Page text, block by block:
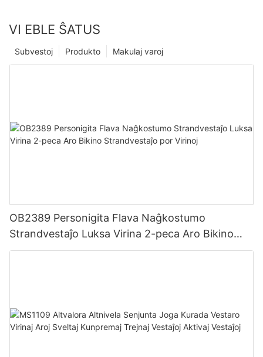
VI EBLE ŜATUS
Makulaj varoj
Produkto
Subvestoj
OB2389 Personigita Flava Naĝkostumo
Strandvestaĵo Luksa Virina 2-peca Aro Bikino
Strandvestaĵo por Virinoj